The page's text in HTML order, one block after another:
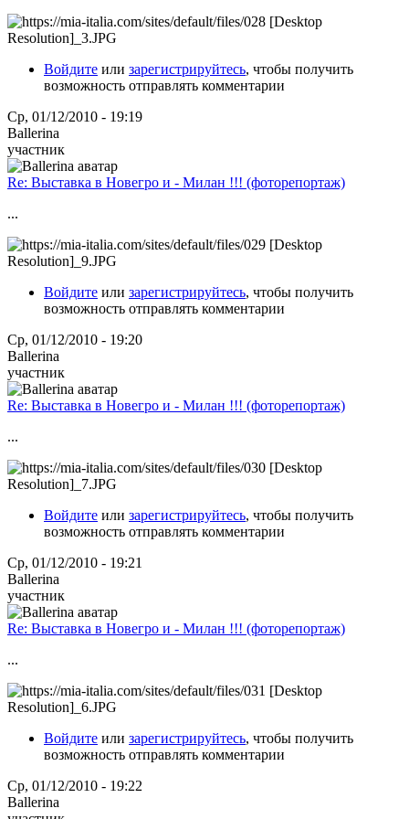
Войдите или зарегистрируйтесь, чтобы получить
возможность отправлять комментарии
Ср, 01/12/2010 - 19:19
Ballerina
участник
Re: Выставка в Новегро и - Милан !!! (фоторепортаж)
...
Войдите или зарегистрируйтесь, чтобы получить
возможность отправлять комментарии
Ср, 01/12/2010 - 19:20
Ballerina
участник
Re: Выставка в Новегро и - Милан !!! (фоторепортаж)
...
Войдите или зарегистрируйтесь, чтобы получить
возможность отправлять комментарии
Ср, 01/12/2010 - 19:21
Ballerina
участник
Re: Выставка в Новегро и - Милан !!! (фоторепортаж)
...
Войдите или зарегистрируйтесь, чтобы получить
возможность отправлять комментарии
Ср, 01/12/2010 - 19:22
Ballerina